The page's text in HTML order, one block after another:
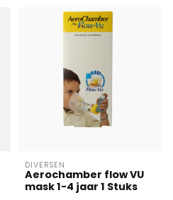
DIVERSEN
Aerochamber flow VU
mask 1-4 jaar 1 Stuks